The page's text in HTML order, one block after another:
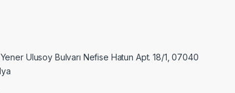
Yener Ulusoy Bulvarı Nefise Hatun Apt. 18/1, 07040